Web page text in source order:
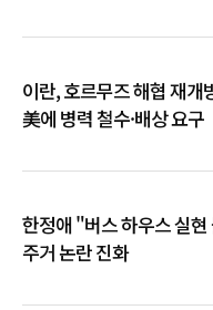
이란, 호르무즈 해협 재개
美에 병력 철수·배상 요구
한정애 "버스 하우스 실
주거 논란 진화